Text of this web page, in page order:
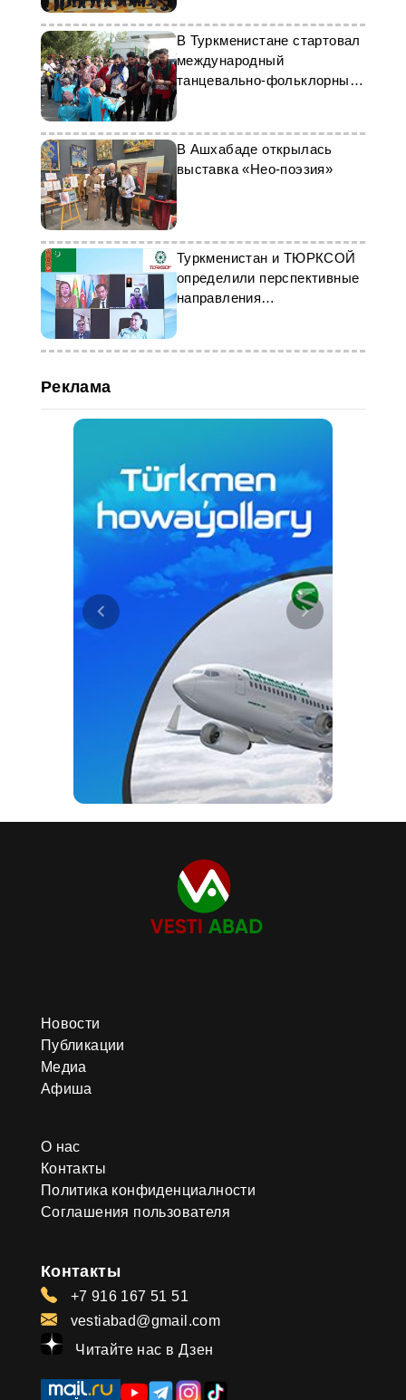
В Туркменистане стартовал
международный
танцевально-фольклорный
фестиваль
В Ашхабаде открылась
выставка «Нео-поэзия»
Туркменистан и ТЮРКСОЙ
определили перспективные
направления
взаимодействия в 2024 году
Реклама
Новости
Публикации
Медиа
Афиша
О нас
Контакты
Политика конфиденциалности
Соглашения пользователя
Контакты
+7 916 167 51 51
vestiabad@gmail.com
Читайте нас в Дзен